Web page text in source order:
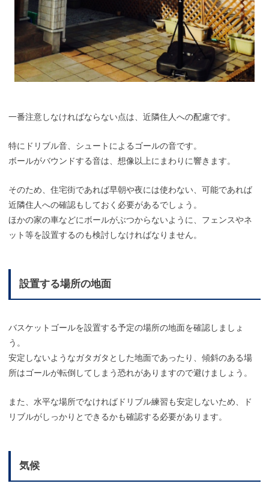
一番注意しなければならない点は、近隣住人への配慮です。
特にドリブル音、シュートによるゴールの音です。
ボールがバウンドする音は、想像以上にまわりに響きます。
そのため、住宅街であれば早朝や夜には使わない、可能であれば
近隣住人への確認もしておく必要があるでしょう。
ほかの家の車などにボールがぶつからないように、フェンスやネ
ット等を設置するのも検討しなければなりません。
設置する場所の地面
バスケットゴールを設置する予定の場所の地面を確認しましょ
う。
安定しないようなガタガタとした地面であったり、傾斜のある場
所はゴールが転倒してしまう恐れがありますので避けましょう。
また、水平な場所でなければドリブル練習も安定しないため、ド
リブルがしっかりとできるかも確認する必要があります。
気候